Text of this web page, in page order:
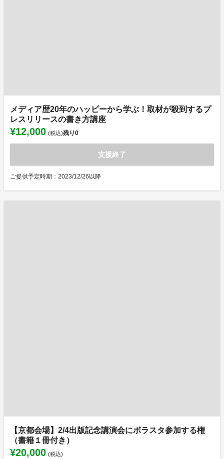
メディア歴20年のハッピーから学ぶ！取材が殺到するプ
レスリリースの書き方講座
¥12,000 (税込)残り0
支援終了
ご提供予定時期：2023/12/26以降
【京都会場】2/4出版記念講演会にボラスタ参加する権
（書籍１冊付き）
¥20,000 (税込)